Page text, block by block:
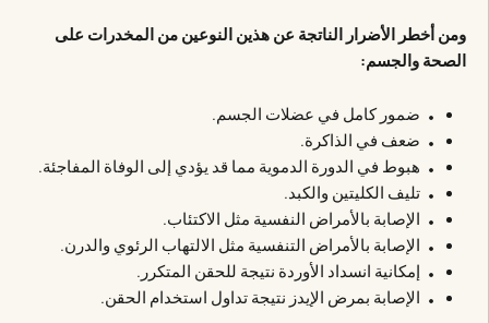
ومن أخطر الأضرار الناتجة عن هذين النوعين من المخدرات على
الصحة والجسم:
ضمور كامل في عضلات الجسم.
ضعف في الذاكرة.
هبوط في الدورة الدموية مما قد يؤدي إلى الوفاة المفاجئة.
تليف الكليتين والكبد.
الإصابة بالأمراض النفسية مثل الاكتئاب.
الإصابة بالأمراض التنفسية مثل الالتهاب الرئوي والدرن.
إمكانية انسداد الأوردة نتيجة للحقن المتكرر.
الإصابة بمرض الإيدز نتيجة تداول استخدام الحقن.